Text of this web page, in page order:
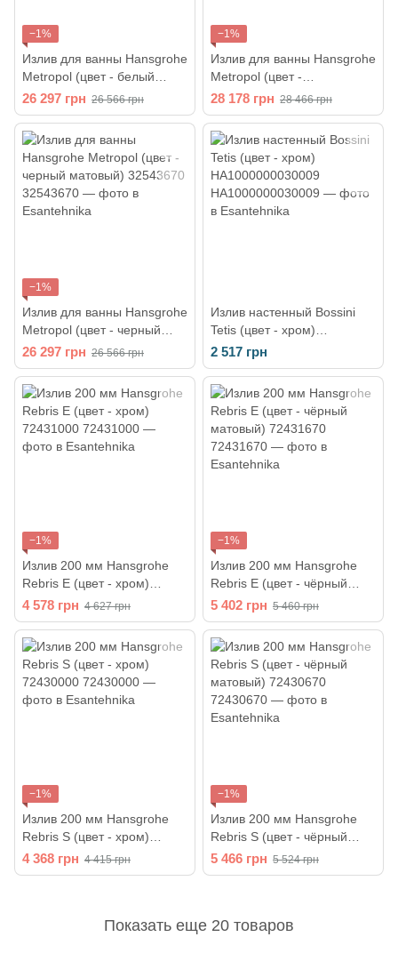
−1%
Излив для ванны Hansgrohe
Metropol (цвет - белый
матовый) 32543700
26 297 грн 26 566 грн
−1%
Излив для ванны Hansgrohe
Metropol (цвет -
полированное золото)
32543990
28 178 грн 28 466 грн
−1%
Излив для ванны Hansgrohe
Metropol (цвет - черный
матовый) 32543670
26 297 грн 26 566 грн
Излив настенный Bossini
Tetis (цвет - хром)
HA1000000030009
2 517 грн
−1%
Излив 200 мм Hansgrohe
Rebris E (цвет - хром)
72431000
4 578 грн 4 627 грн
−1%
Излив 200 мм Hansgrohe
Rebris E (цвет - чёрный
матовый) 72431670
5 402 грн 5 460 грн
−1%
Излив 200 мм Hansgrohe
Rebris S (цвет - хром)
72430000
4 368 грн 4 415 грн
−1%
Излив 200 мм Hansgrohe
Rebris S (цвет - чёрный
матовый) 72430670
5 466 грн 5 524 грн
Показать еще 20 товаров